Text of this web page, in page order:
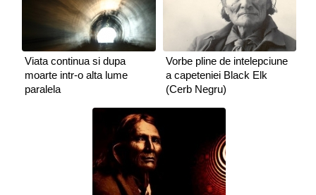
Viata continua si dupa
moarte intr-o alta lume
paralela
Vorbe pline de intelepciune
a capeteniei Black Elk
(Cerb Negru)